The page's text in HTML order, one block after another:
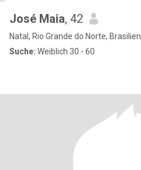
José Maia, 42
Natal, Rio Grande do Norte, Brasilien
Suche: Weiblich 30 - 60